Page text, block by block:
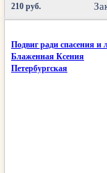
210 руб.
Подвиг ради спасения и
Блаженная Ксения
Петербургская